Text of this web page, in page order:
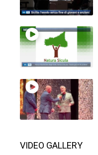
VIDEO GALLERY